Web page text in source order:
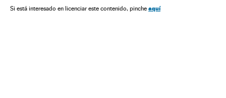
Si está interesado en licenciar este contenido, pinche aquí